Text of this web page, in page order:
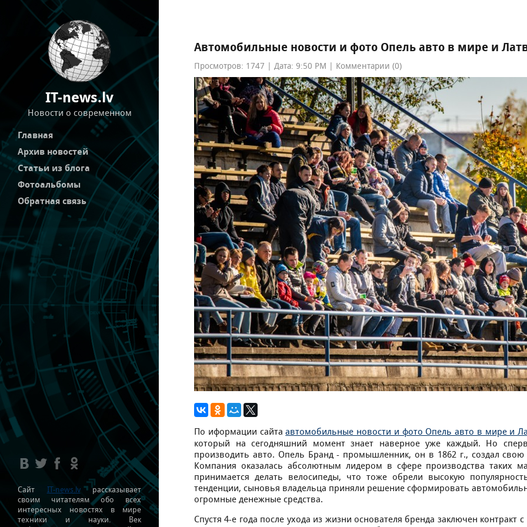
IT-news.lv
Новости о современном
Главная
Архив новостей
Статьи из блога
Фотоальбомы
Обратная связь
Сайт IT-news.lvрассказывает
своим читателям обо всех
интересных новостях в мире
техники и науки. Век
Автомобильные новости и фото Опель авто в мире и
Просмотров: 1747 | Дата: 9:50 PM | Комментарии (0)
По иформации сайтаавтомобильные новости и фото Опель авто в мире и
который на сегодняшний момент знает наверное уже каждый. Но
производить авто. Опель Бранд - промышленник, он в 1862 г., создал
Компания оказалась абсолютным лидером в сфере производства таких
принимается делать велосипеды, что тоже обрели высокую
тенденции, сыновья владельца приняли решение сформировать
огромные денежные средства.
Спустя 4-е года после ухода из жизни основателя бренда заключен контракт